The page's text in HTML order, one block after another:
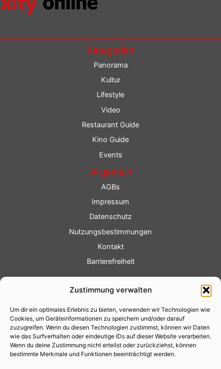
Zustimmung verwalten
Um dir ein optimales Erlebnis zu bieten, verwenden wir Technologien wie
Cookies, um Geräteinformationen zu speichern und/oder darauf
zuzugreifen. Wenn du diesen Technologien zustimmst, können wir Daten
wie das Surfverhalten oder eindeutige IDs auf dieser Website verarbeiten.
Wenn du deine Zustimmung nicht erteilst oder zurückziehst, können
bestimmte Merkmale und Funktionen beeinträchtigt werden.
Kategorien
Panorama
Kultur
Lifestyle
Video
Restaurant Guide
Kino Guide
Events
Allgemein
AGBs
Impressum
Datenschutz
Nutzungsbestimmungen
Kontakt
Barrierefreiheit
Fotoservice
Videoservice
Werbung
Contenterstellung
Lokalnachrichten